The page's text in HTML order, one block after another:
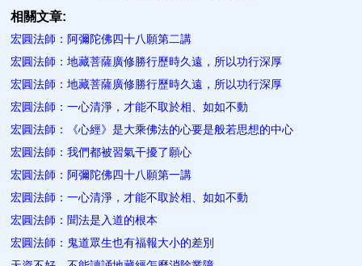
相關文章:
宏圓法師：阿彌陀佛四十八願第二講
宏圓法師：地藏菩薩廣修勝行歷時久遠，所以功行深厚
宏圓法師：地藏菩薩廣修勝行歷時久遠，所以功行深厚
宏圓法師：一心清淨，才能不取於相、如如不動
宏圓法師：《心經》是大乘佛法的心要是般若思想的中心
宏圓法師：我們都被習氣干擾了願心
宏圓法師：阿彌陀佛四十八願第一講
宏圓法師：一心清淨，才能不取於相、如如不動
宏圓法師：聞法是入道的根本
宏圓法師：鬼道眾生也有福報大小的差別